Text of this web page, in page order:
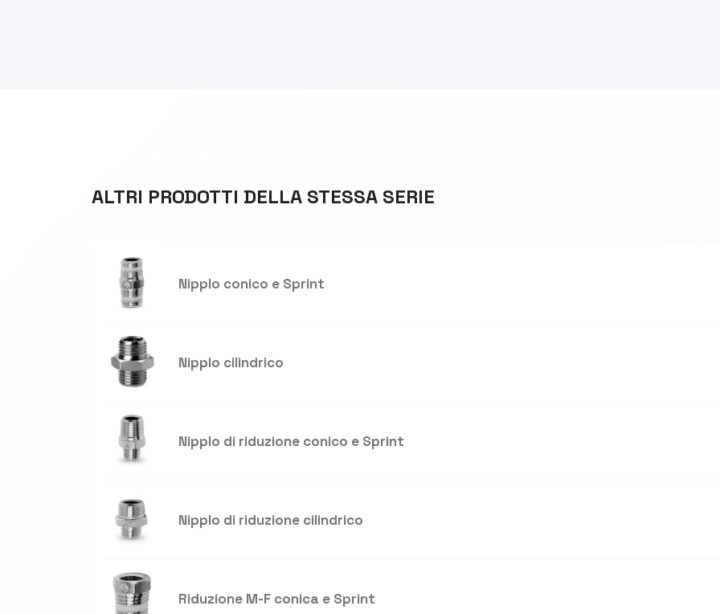
ALTRI PRODOTTI DELLA STESSA SERIE
Nipplo conico e Sprint
Nipplo cilindrico
Nipplo di riduzione conico e Sprint
Nipplo di riduzione cilindrico
Riduzione M-F conica e Sprint